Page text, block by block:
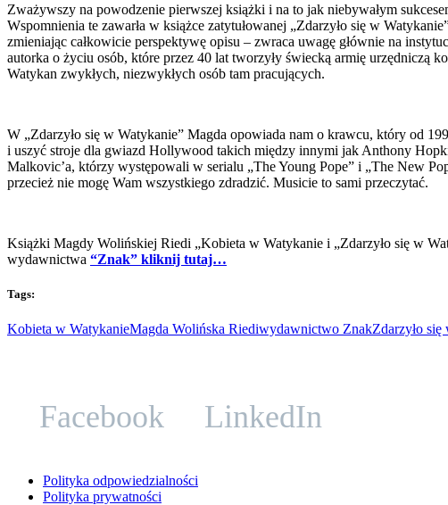
Zważywszy na powodzenie pierwszej książki i na to jak niebywałym
Wspomnienia te zawarła w książce zatytułowanej „Zdarzyło się w
zmieniając całkowicie perspektywę opisu – zwraca uwagę głównie na
autorka o życiu osób, które przez 40 lat tworzyły świecką armię urzędniczą
Watykan zwykłych, niezwykłych osób tam pracujących.
W „Zdarzyło się w Watykanie” Magda opowiada nam o krawcu, który od
i uszyć stroje dla gwiazd Hollywood takich między innymi jak Anthony
Malkovic’a, którzy występowali w serialu „The Young Pope” i „The New
przecież nie mogę Wam wszystkiego zdradzić. Musicie to sami przeczytać.
Książki Magdy Wolińskiej Riedi „Kobieta w Watykanie i „Zdarzyło się w
wydawnictwa “Znak” kliknij tutaj…
Tags:
Kobieta w WatykanieMagda Wolińska Riediwydawnictwo ZnakZdarzyło
Facebook LinkedIn
Polityka odpowiedzialności
Polityka prywatności